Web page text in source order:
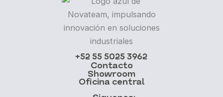
Contacto
+52 55 5025 3962
Showroom
Oficina central